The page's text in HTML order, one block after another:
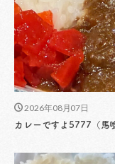
2026年08月07日
カレーですよ5777（馬